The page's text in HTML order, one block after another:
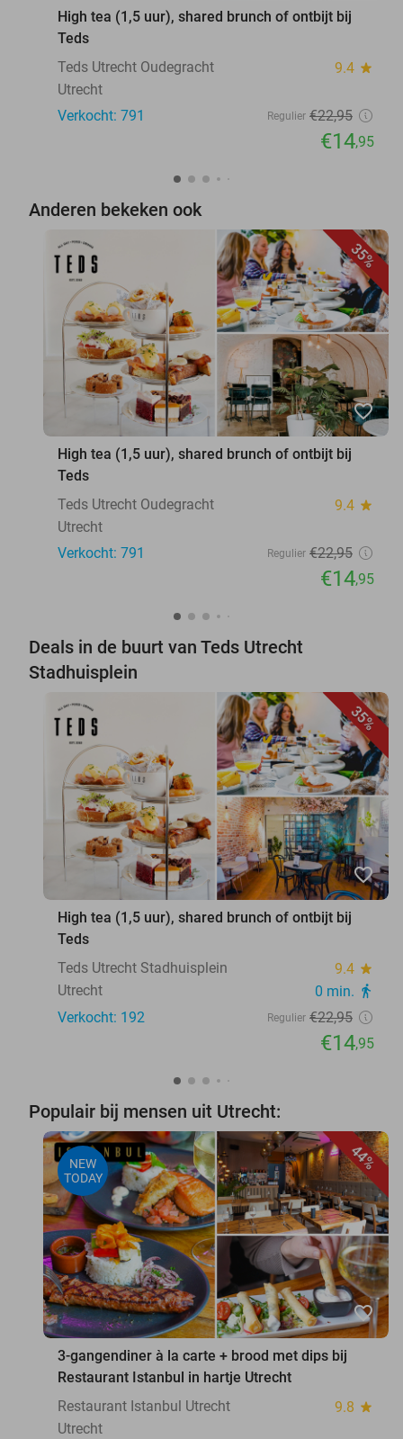
High tea (1,5 uur), shared brunch of ontbijt bij
Teds
Teds Utrecht Oudegracht
9.4 star
Utrecht
Verkocht: 791
Regulier €22,95
€14,95
Anderen bekeken ook
35%
favorite_border
High tea (1,5 uur), shared brunch of ontbijt bij
Teds
Teds Utrecht Oudegracht
9.4 star
Utrecht
Verkocht: 791
Regulier €22,95
€14,95
Deals in de buurt van Teds Utrecht
Stadhuisplein
35%
favorite_border
High tea (1,5 uur), shared brunch of ontbijt bij
Teds
Teds Utrecht Stadhuisplein
9.4 star
Utrecht 0 min. directions_walk
Verkocht: 192 Regulier €22,95
€14,95
Populair bij mensen uit Utrecht:
44%
NEW
TODAY
favorite_border
3-gangendiner à la carte + brood met dips bij
Restaurant Istanbul in hartje Utrecht
Restaurant Istanbul Utrecht
9.8 star
Utrecht